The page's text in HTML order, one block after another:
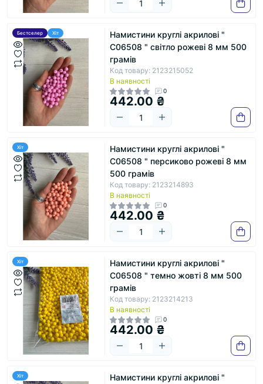
Бестселер Хіт
Намистини круглі акрилові "
С06508 " світло рожеві 8 мм 500
грамів
Код товару: 2123215052
В наявності
0
442.00 ₴
Хіт
Намистини круглі акрилові "
С06508 " персиково рожеві 8 мм
500 грамів
Код товару: 2123214893
В наявності
0
442.00 ₴
Хіт
Намистини круглі акрилові "
С06508 " темно жовті 8 мм 500
грамів
Код товару: 2123214213
В наявності
0
442.00 ₴
Хіт
Намистини круглі акрилові "